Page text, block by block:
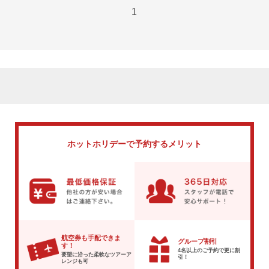
1
ホットホリデーで予約するメリット
航空券も手配できま
す！
要望に沿った柔軟なツアーア
レンジも可
グループ割引
4名以上のご予約で更に割
引！